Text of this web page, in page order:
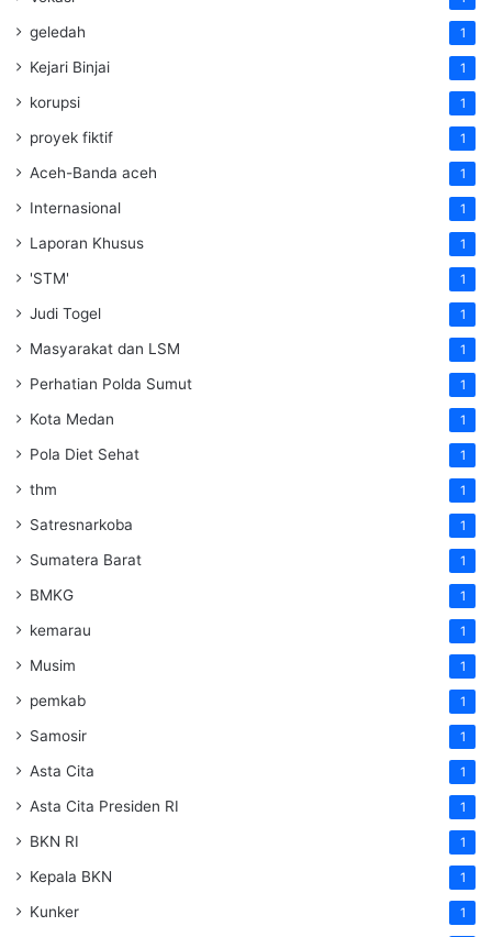
geledah 1
Kejari Binjai 1
korupsi 1
proyek fiktif 1
Aceh-Banda aceh 1
Internasional 1
Laporan Khusus 1
'STM' 1
Judi Togel 1
Masyarakat dan LSM 1
Perhatian Polda Sumut 1
Kota Medan 1
Pola Diet Sehat 1
thm 1
Satresnarkoba 1
Sumatera Barat 1
BMKG 1
kemarau 1
Musim 1
pemkab 1
Samosir 1
Asta Cita 1
Asta Cita Presiden RI 1
BKN RI 1
Kepala BKN 1
Kunker 1